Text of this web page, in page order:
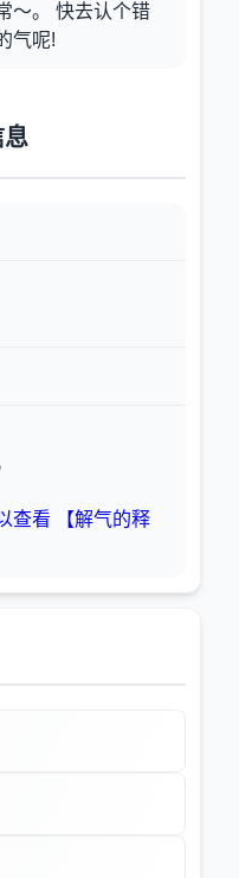
～。 快去认个错
气呢!
息
查看 【解气的释